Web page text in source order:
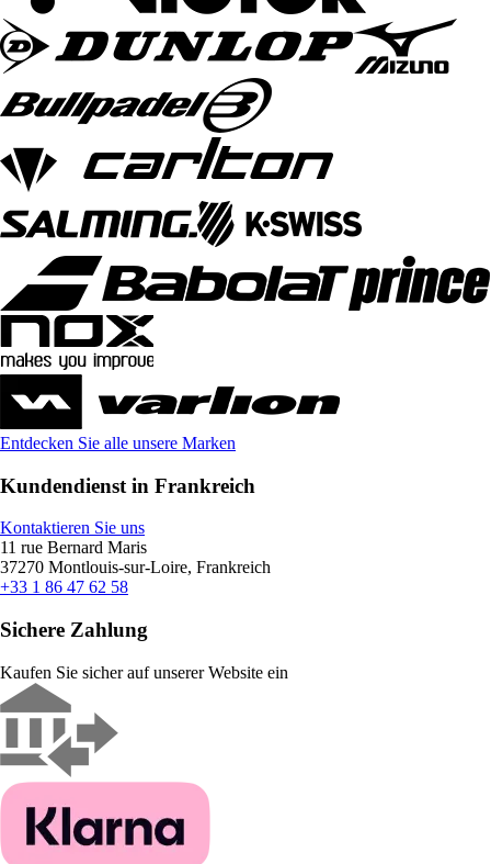
Entdecken Sie alle unsere Marken
Kundendienst in Frankreich
Kontaktieren Sie uns
11 rue Bernard Maris
37270 Montlouis-sur-Loire, Frankreich
+33 1 86 47 62 58
Sichere Zahlung
Kaufen Sie sicher auf unserer Website ein